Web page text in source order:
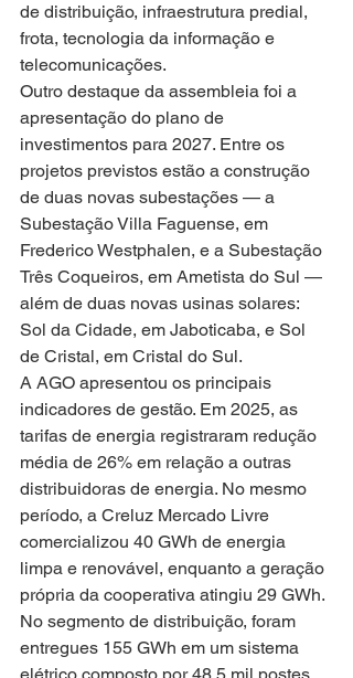
de distribuição, infraestrutura predial,
frota, tecnologia da informação e
telecomunicações.
Outro destaque da assembleia foi a
apresentação do plano de
investimentos para 2027. Entre os
projetos previstos estão a construção
de duas novas subestações — a
Subestação Villa Faguense, em
Frederico Westphalen, e a Subestação
Três Coqueiros, em Ametista do Sul —
além de duas novas usinas solares:
Sol da Cidade, em Jaboticaba, e Sol
de Cristal, em Cristal do Sul.
A AGO apresentou os principais
indicadores de gestão. Em 2025, as
tarifas de energia registraram redução
média de 26% em relação a outras
distribuidoras de energia. No mesmo
período, a Creluz Mercado Livre
comercializou 40 GWh de energia
limpa e renovável, enquanto a geração
própria da cooperativa atingiu 29 GWh.
No segmento de distribuição, foram
entregues 155 GWh em um sistema